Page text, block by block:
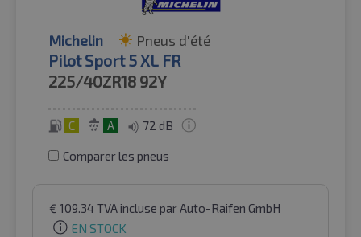
Michelin Pneus d'été
Pilot Sport 5 XL FR
225/40ZR18 92Y
C A 72 dB
Comparer les pneus
€ 109.34TVA incluse par Auto-Raifen GmbH
EN STOCK